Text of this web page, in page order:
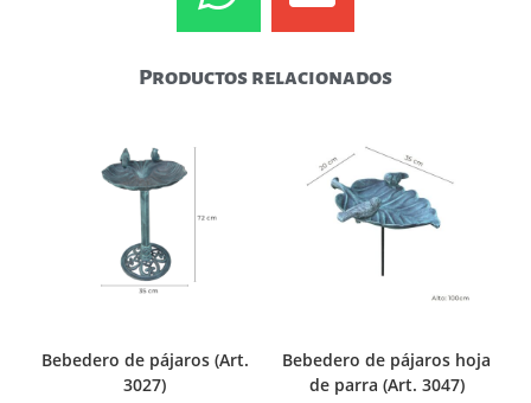
Productos relacionados
Bebedero de pájaros (Art.
3027)
Bebedero de pájaros hoja
de parra (Art. 3047)